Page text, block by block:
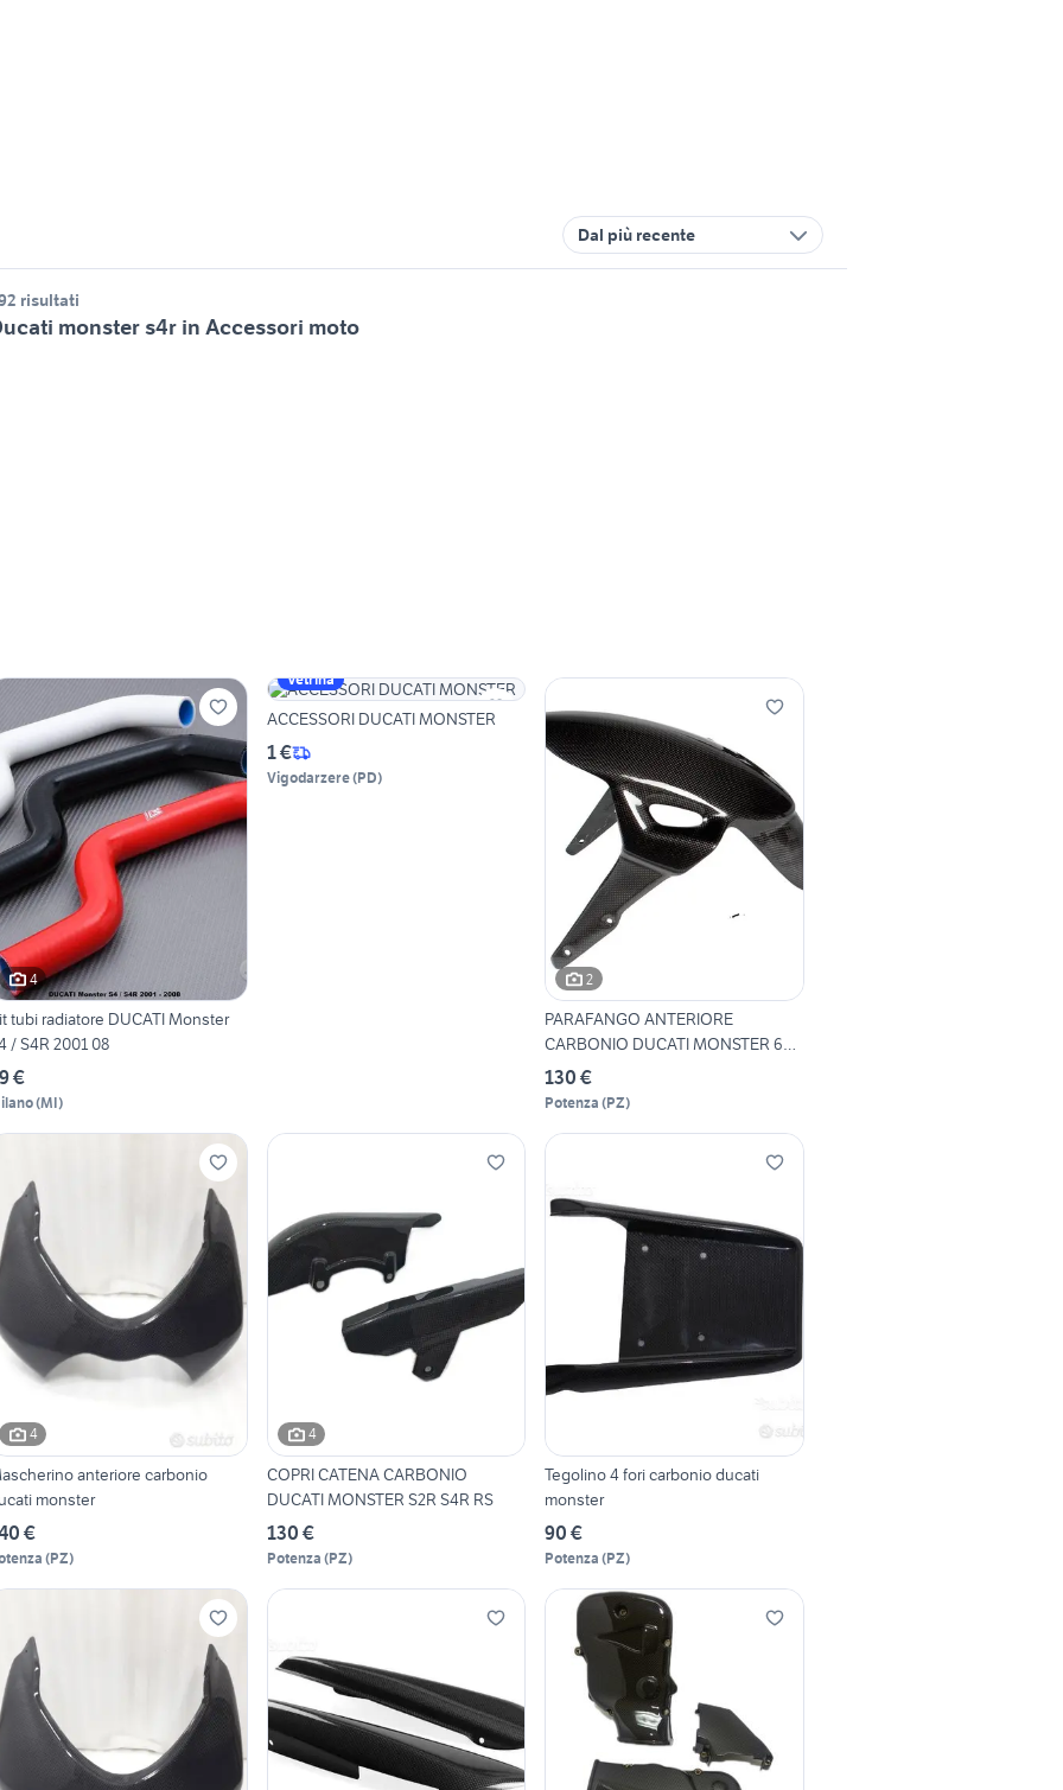
Dal più recente
risultati
monster s4r in Accessori moto
4
tubi radiatore DUCATI Monster
/ S4R 2001 08
€
(MI)
Vetrina
ACCESSORI DUCATI MONSTER
1 €
Vigodarzere(PD)
2
PARAFANGO ANTERIORE
CARBONIO DUCATI MONSTER 620
69
130 €
Potenza (PZ)
4
anteriore carbonio
monster
€
(PZ)
4
COPRI CATENA CARBONIO
DUCATI MONSTER S2R S4R RS
130 €
Potenza (PZ)
Tegolino 4 fori carbonio ducati
monster
90 €
Potenza (PZ)